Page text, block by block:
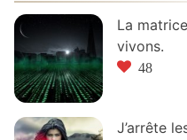
La
vivons.
48
J’arrête